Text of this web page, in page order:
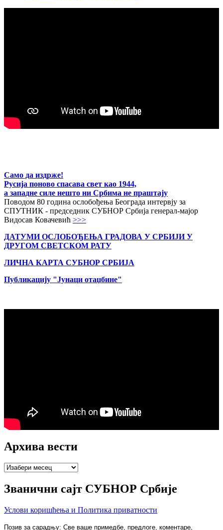
Само да издрже!
Русија поново спасава свет као 1944,
а западне силе нешто ни Србима не праштају
Поводом 80 година ослобођења Београда интервју за
СПУТНИК - председник СУБНОР Србија генерал-мајор
Видосав Ковачевић >>>
ДАТУМИ ОСЛОБОЂЕЊА ГРАДОВА У СРБИЈИ У
ДРУГОМ СВЕТСКОМ РАТУ
ЛИЧНА КАРТА СУБНОР СРБИЈА
Публикацију "Јунаци отаџбине"
Архива вести
Архива
Званични сајт СУБНОР Србије
Услови коришћења и Политика приватности
Позив за сарадњу: Све ваше примедбе, предлоге, коментаре,